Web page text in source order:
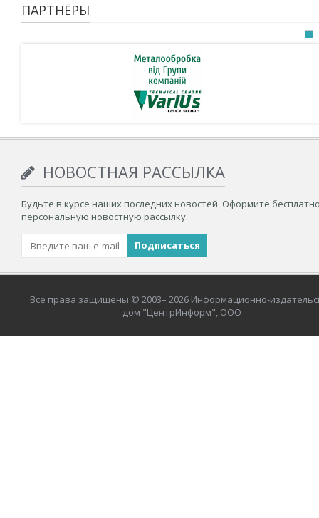
ПАРТНЁРЫ
НОВОСТНАЯ РАССЫЛКА
Будьте в курсе наших последних новостей. Оформите
персональную новостную рассылку.
Все права защищены © 2003– 2026 Информационно-
дом "ЦентрИнформ", ООО